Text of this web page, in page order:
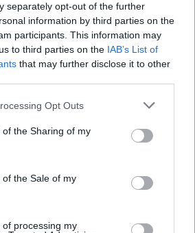
separately opt-out of the further
information by third parties on the
participants. This information may
to third parties on the IAB’s List of
that may further disclose it to other
app uses one or more Google
or usage behaviour. You may click to
to Google and its third-party tags to
specified purposes in below Google
Opt Outs
the Sharing of my
the Sale of my
processing my
W
h
at
s
A
p
S
h
a
re
precedente
articolo
clienti svuotano le suite: furto da
resort